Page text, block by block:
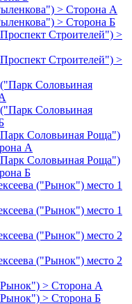
> Сторона А
> Сторона Б
Строителей") >
Строителей") >
Соловьиная
Соловьиная
Соловьиная Роща")
А
Соловьиная Роща")
Б
("Рынок") место 1
("Рынок") место 1
("Рынок") место 2
("Рынок") место 2
> Сторона А
> Сторона Б